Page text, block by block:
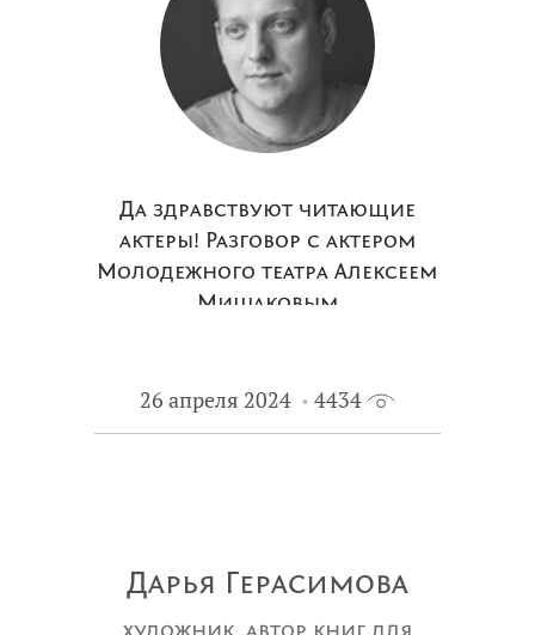
Да здравствуют читающие
актеры! Разговор с актером
Молодежного театра Алексеем
Мишаковым
26 апреля 2024 4434
Дарья Герасимова